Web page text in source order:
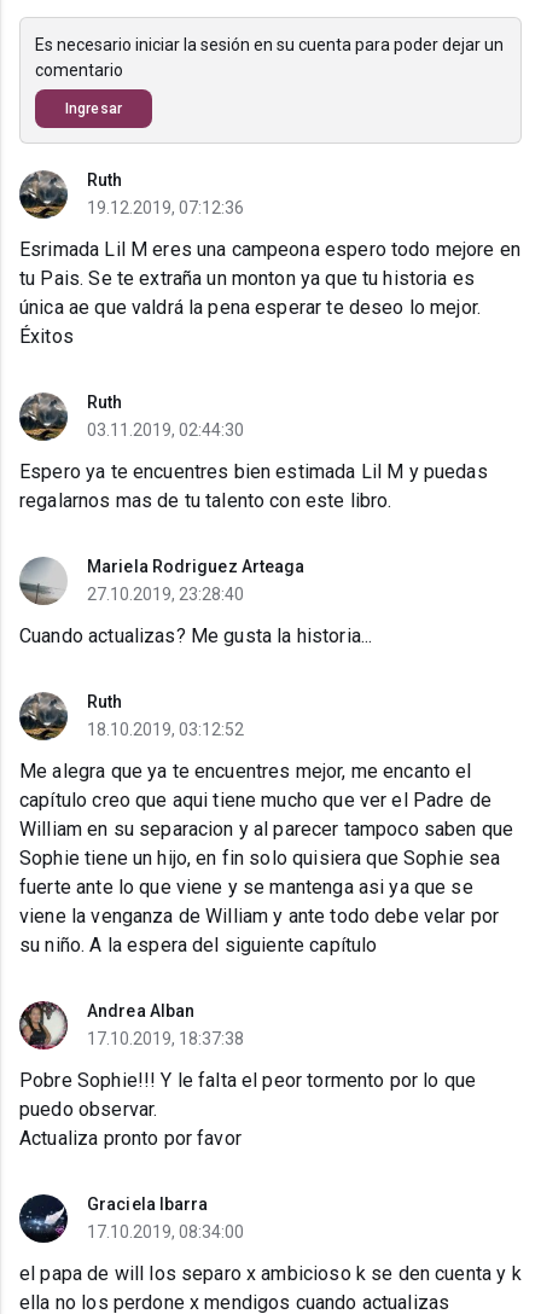
Es necesario iniciar la sesión en su cuenta para poder dejar un
comentario
Ingresar
Ruth
19.12.2019, 07:12:36
Esrimada Lil M eres una campeona espero todo mejore en
tu Pais. Se te extraña un monton ya que tu historia es
única ae que valdrá la pena esperar te deseo lo mejor.
Éxitos
Ruth
03.11.2019, 02:44:30
Espero ya te encuentres bien estimada Lil M y puedas
regalarnos mas de tu talento con este libro.
Mariela Rodriguez Arteaga
27.10.2019, 23:28:40
Cuando actualizas? Me gusta la historia...
Ruth
18.10.2019, 03:12:52
Me alegra que ya te encuentres mejor, me encanto el
capítulo creo que aqui tiene mucho que ver el Padre de
William en su separacion y al parecer tampoco saben que
Sophie tiene un hijo, en fin solo quisiera que Sophie sea
fuerte ante lo que viene y se mantenga asi ya que se
viene la venganza de William y ante todo debe velar por
su niño. A la espera del siguiente capítulo
Andrea Alban
17.10.2019, 18:37:38
Pobre Sophie!!! Y le falta el peor tormento por lo que
puedo observar.
Actualiza pronto por favor
Graciela Ibarra
17.10.2019, 08:34:00
el papa de will los separo x ambicioso k se den cuenta y k
ella no los perdone x mendigos cuando actualizas